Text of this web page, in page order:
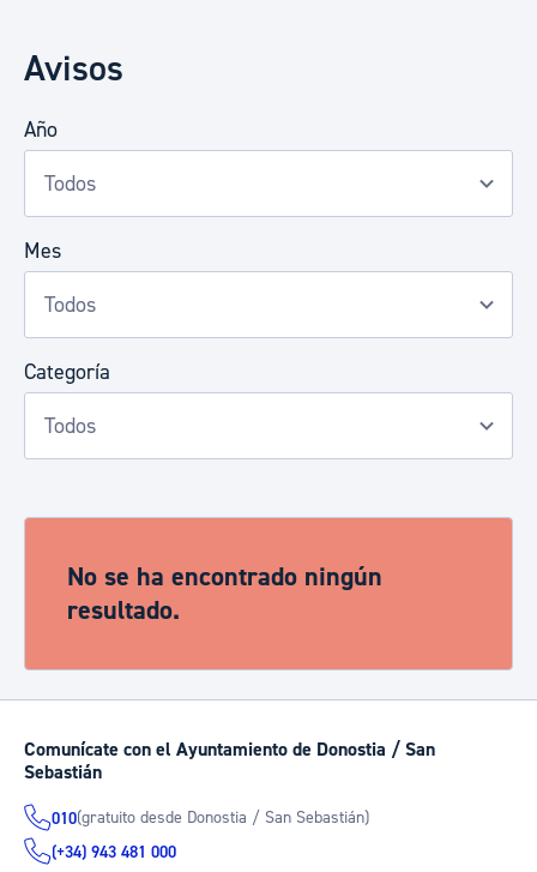
Avisos
Año
Mes
Categoría
No se ha encontrado ningún
resultado.
Comunícate con el Ayuntamiento de Donostia / San
Sebastián
010(gratuito desde Donostia / San Sebastián)
(+34) 943 481 000